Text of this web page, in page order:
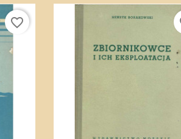
favorite_border